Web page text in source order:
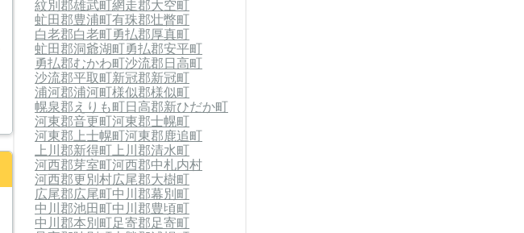
紋別郡雄武町網走郡大空町
虻田郡豊浦町有珠郡壮瞥町
白老郡白老町勇払郡厚真町
虻田郡洞爺湖町勇払郡安平町
勇払郡むかわ町沙流郡日高町
沙流郡平取町新冠郡新冠町
浦河郡浦河町様似郡様似町
幌泉郡えりも町日高郡新ひだか町
河東郡音更町河東郡士幌町
河東郡上士幌町河東郡鹿追町
上川郡新得町 上川郡清水町
河西郡芽室町河西郡中札内村
河西郡更別村広尾郡大樹町
広尾郡広尾町中川郡幕別町
中川郡池田町中川郡豊頃町
中川郡本別町足寄郡足寄町